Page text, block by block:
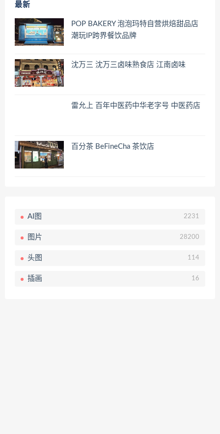
最新
POP BAKERY 泡泡玛特自营烘焙甜品店
潮玩IP跨界餐饮品牌
沈万三 沈万三卤味熟食店 江南卤味
雷允上 百年中医药中华老字号 中医药店
百分茶 BeFineCha 茶饮店
AI图 2231
图片 28200
头图 114
插画 16